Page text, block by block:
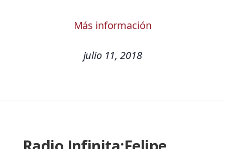
Más información
julio 11, 2018